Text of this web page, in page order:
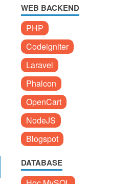
WEB BACKEND
PHP
Codeigniter
Laravel
Phalcon
OpenCart
NodeJS
Blogspot
DATABASE